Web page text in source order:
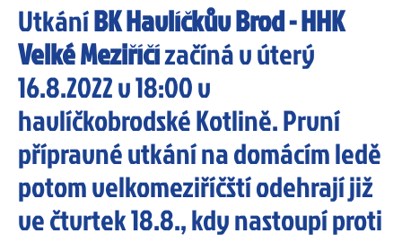
UtkáníBK Havlíčkův Brod - HHK
Velké Meziříčízačíná v úterý
16.8.2022 v 18:00 v
havlíčkobrodské Kotlině. První
přípravné utkání na domácím ledě
potom velkomeziříčští odehrají již
ve čtvrtek 18.8., kdy nastoupí proti